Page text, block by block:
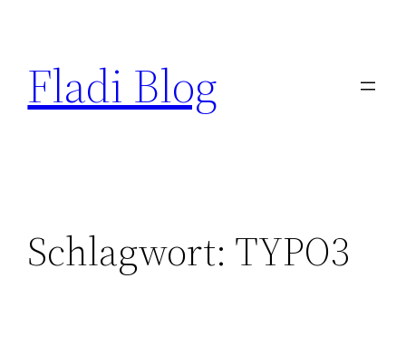
springen
Fladi Blog
Schlagwort: TYPO3